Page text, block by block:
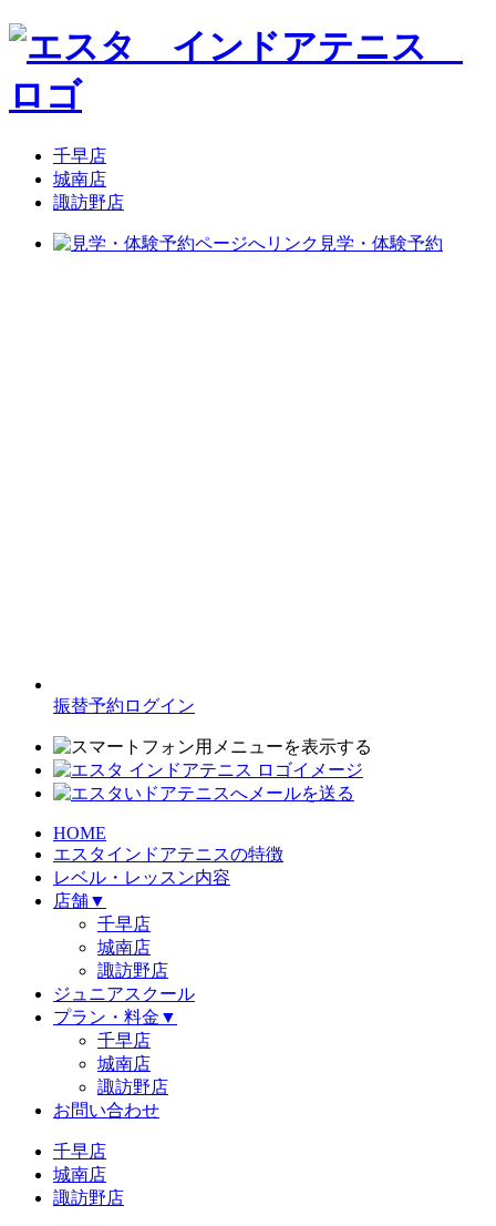
千早店
城南店
諏訪野店
見学・体験予約
振替予約ログイン
HOME
エスタインドアテニスの特徴
レベル・レッスン内容
店舗▼
千早店
城南店
諏訪野店
ジュニアスクール
プラン・料金 ▼
千早店
城南店
諏訪野店
お問い合わせ
千早店
城南店
諏訪野店